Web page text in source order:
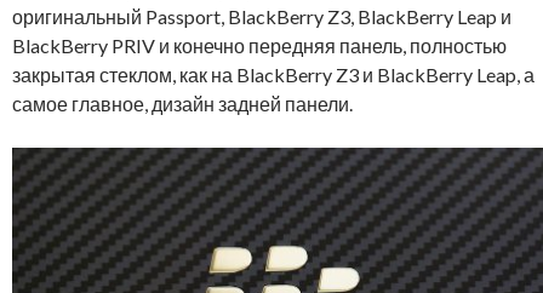
оригинальный Passport, BlackBerry Z3, BlackBerry Leap и
BlackBerry PRIV и конечно передняя панель, полностью
закрытая стеклом, как на BlackBerry Z3 и BlackBerry Leap, а
самое главное, дизайн задней панели.